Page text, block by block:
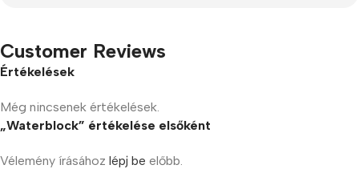
Customer Reviews
Értékelések
Még nincsenek értékelések.
„Waterblock” értékelése elsőként
Vélemény írásához lépj be előbb.